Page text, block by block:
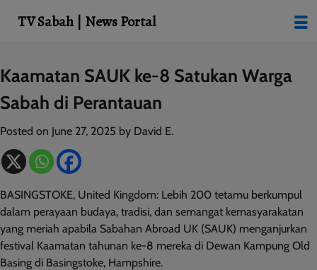
Skip
to
content
Kaamatan SAUK ke-8 Satukan Warga
Sabah di Perantauan
Posted on June 27, 2025 by David E.
BASINGSTOKE, United Kingdom: Lebih 200 tetamu berkumpul
dalam perayaan budaya, tradisi, dan semangat kemasyarakatan
yang meriah apabila Sabahan Abroad UK (SAUK) menganjurkan
festival Kaamatan tahunan ke-8 mereka di Dewan Kampung Old
Basing di Basingstoke, Hampshire.
TV Sabah | News Portal